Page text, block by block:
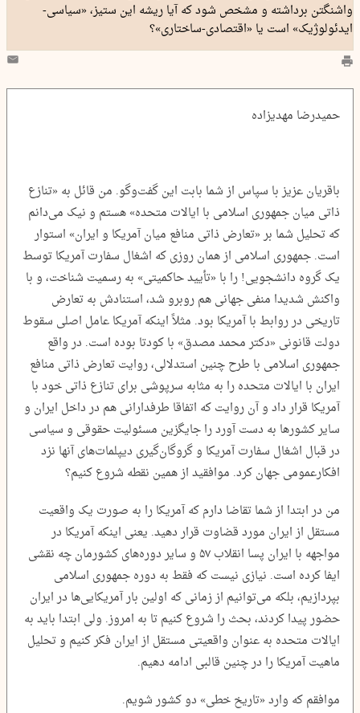
واشنگتن برداشته و مشخص شود که آیا ریشه این ستیز، «سیاسی-
ایدئولوژیک» است یا «اقتصادی-ساختاری»؟
حمیدرضا مهدیزاده
باقریان عزیز با سپاس از شما بابت این گفت‌وگو. من قائل به «تنازع
ذاتی میان جمهوری اسلامی با ایالات متحده» هستم و نیک می‌دانم
که تحلیل شما بر «تعارض ذاتی منافع میان آمریکا و ایران» استوار
است. جمهوری اسلامی از همان روزی که اشغال سفارت آمریکا توسط
یک گروه دانشجویی! را با «تأیید حاکمیتی» به رسمیت شناخت، و با
واکنش شدیدا منفی جهانی هم روبرو شد، استنادش به تعارض
تاریخی در روابط با آمریکا بود. مثلاً اینکه آمریکا عامل اصلی سقوط
دولت قانونی «دکتر محمد مصدق» با کودتا بوده است. در واقع
جمهوری اسلامی با طرح چنین استدلالی، روایت تعارض ذاتی منافع
ایران با ایالات متحده را به مثابه سرپوشی برای تنازع ذاتی خود با
آمریکا قرار داد و آن روایت که اتفاقا طرفدارانی هم در داخل ایران و
سایر کشورها به دست آورد را جایگزین مسئولیت حقوقی و سیاسی
در قبال اشغال سفارت آمریکا و گروگان‌گیری دیپلمات‌های آنها نزد
افکارعمومی جهان کرد. موافقید از همین نقطه شروع کنیم؟
من در ابتدا از شما تقاضا دارم که آمریکا را به صورت یک واقعیت
مستقل از ایران مورد قضاوت قرار دهید. یعنی اینکه آمریکا در
مواجهه با ایران پسا انقلاب ۵۷ و سایر دوره‌های کشورمان چه نقشی
ایفا کرده است. نیازی نیست که فقط به دوره جمهوری اسلامی
بپردازیم، بلکه می‌توانیم از زمانی که اولین بار آمریکایی‌ها در ایران
حضور پیدا کردند، بحث را شروع کنیم تا به امروز. ولی ابتدا باید به
ایالات متحده به عنوان واقعیتی مستقل از ایران فکر کنیم و تحلیل
ماهیت آمریکا را در چنین قالبی ادامه دهیم.
موافقم که وارد «تاریخ خطی» دو کشور شویم.